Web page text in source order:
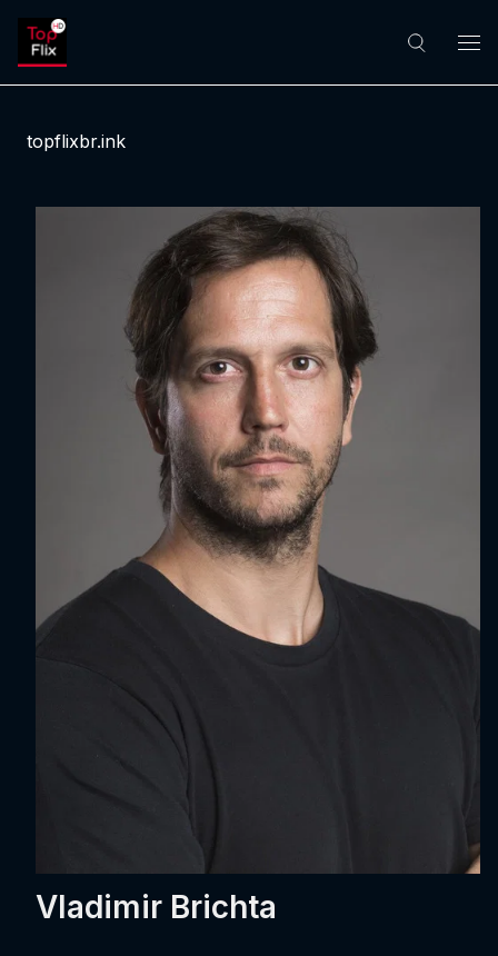
topflixbr.ink
Vladimir Brichta